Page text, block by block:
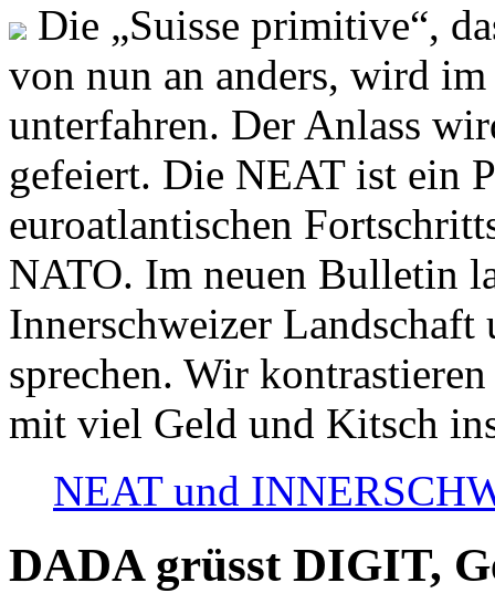
Die „Suisse primitive“,
von nun an anders, wird
unterfahren. Der Anlass
gefeiert. Die NEAT ist ein
euroatlantischen
NATO. Im neuen Bulletin
Innerschweizer
sprechen. Wir
mit viel Geld und Kitsch
NEAT und
DADA grüsst DIGIT,